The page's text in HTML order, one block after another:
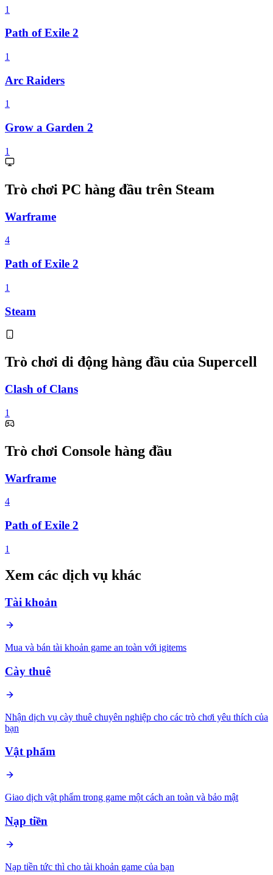
1
Path of Exile 2
1
Arc Raiders
1
Grow a Garden 2
1
Trò chơi PC hàng đầu trên Steam
Warframe
4
Path of Exile 2
1
Steam
Trò chơi di động hàng đầu của Supercell
Clash of Clans
1
Trò chơi Console hàng đầu
Warframe
4
Path of Exile 2
1
Xem các dịch vụ khác
Tài khoản
Mua và bán tài khoản game an toàn với igitems
Cày thuê
Nhận dịch vụ cày thuê chuyên nghiệp cho các trò chơi yêu thích của
bạn
Vật phẩm
Giao dịch vật phẩm trong game một cách an toàn và bảo mật
Nạp tiền
Nạp tiền tức thì cho tài khoản game của bạn